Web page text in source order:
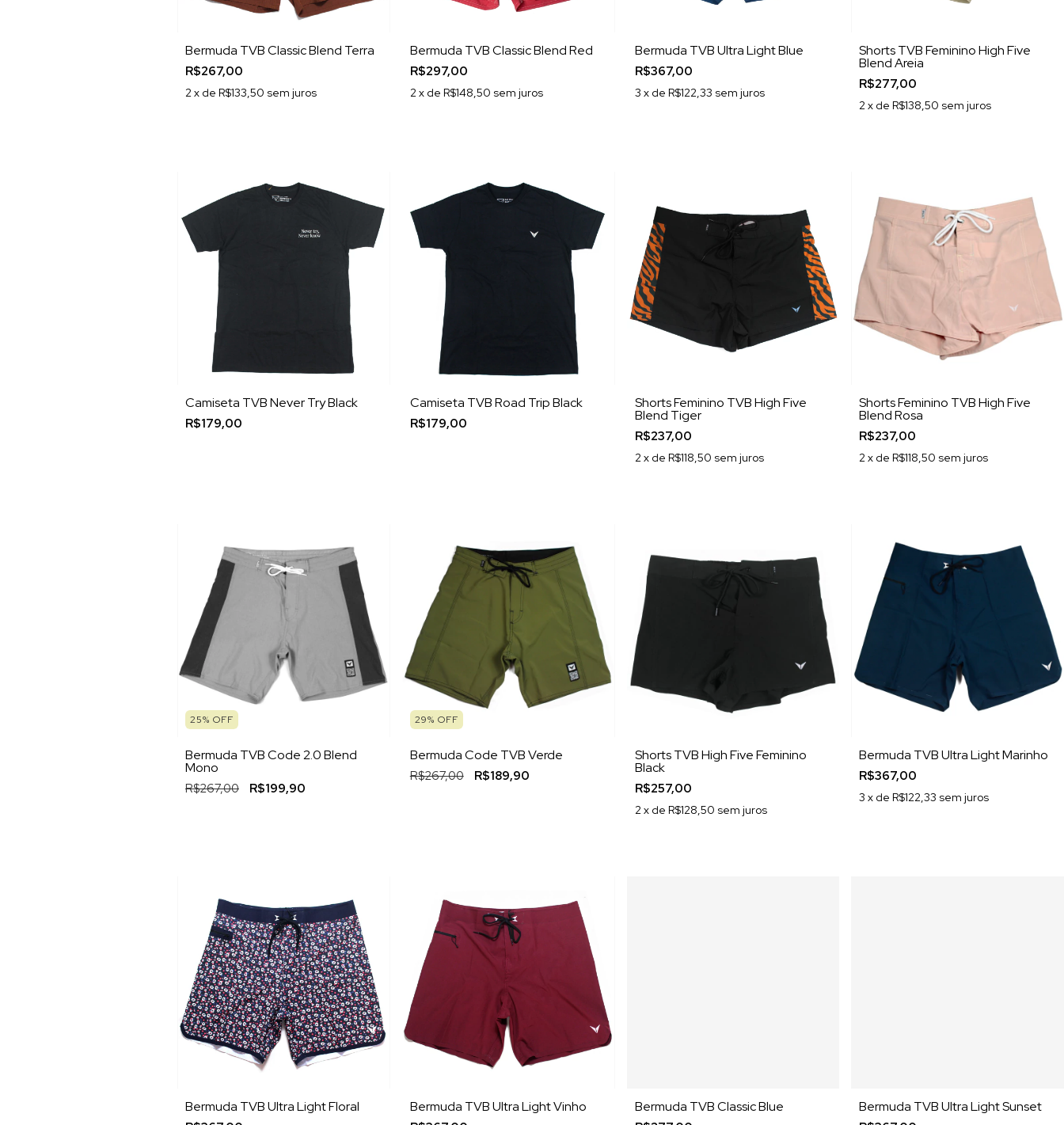
Bermuda TVB Classic Blend Terra
R$267,00
2x de R$133,50 sem juros
Bermuda TVB Classic Blend Red
R$297,00
2x de R$148,50 sem juros
Bermuda TVB Ultra Light Blue
R$367,00
3 x de R$122,33 sem juros
Shorts TVB Feminino High Five
Blend Areia
R$277,00
2x deR$138,50 sem juros
Camiseta TVB Never Try Black
R$179,00
Camiseta TVB Road Trip Black
R$179,00
Shorts Feminino TVB High Five
Blend Tiger
R$237,00
2x de R$118,50 sem juros
Shorts Feminino TVB High Five
Blend Rosa
R$237,00
2x deR$118,50 sem juros
25% OFF
Bermuda TVB Code 2.0 Blend
Mono
R$267,00 R$199,90
29% OFF
Bermuda Code TVB Verde
R$267,00 R$189,90
Shorts TVB High Five Feminino
Black
R$257,00
2 x de R$128,50 sem juros
Bermuda TVB Ultra Light Marinho
R$367,00
3 x deR$122,33 sem juros
Bermuda TVB Ultra Light Floral Bermuda TVB Ultra Light Vinho Bermuda TVB Classic Blue Bermuda TVB Ultra Light Sunset